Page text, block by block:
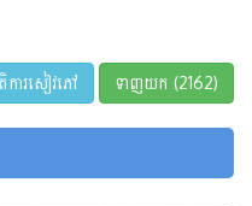
ការសៀវភៅ ទាញយក (2162)